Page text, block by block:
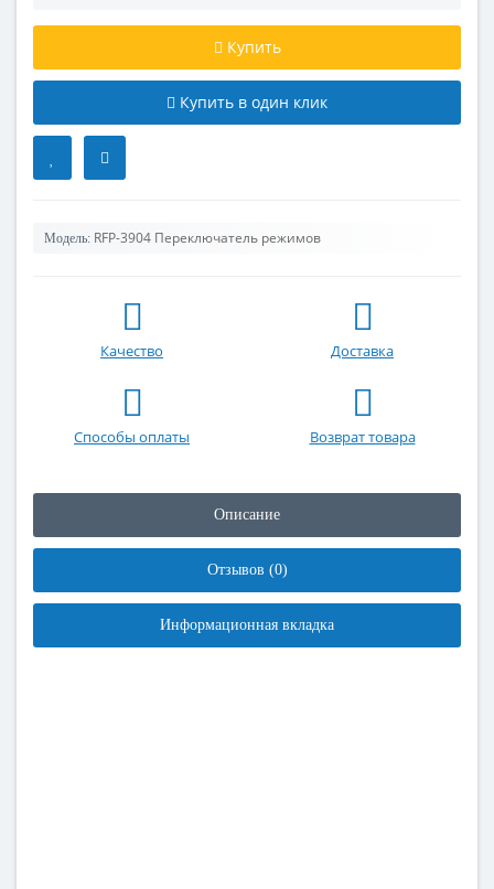
Купить
Купить в один клик
Модель: RFP-3904 Переключатель режимов
Качество Доставка
Способы оплаты Возврат товара
Описание
Отзывов (0)
Информационная вкладка